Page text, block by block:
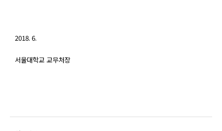
2018. 6.
서울대학교 교무처장